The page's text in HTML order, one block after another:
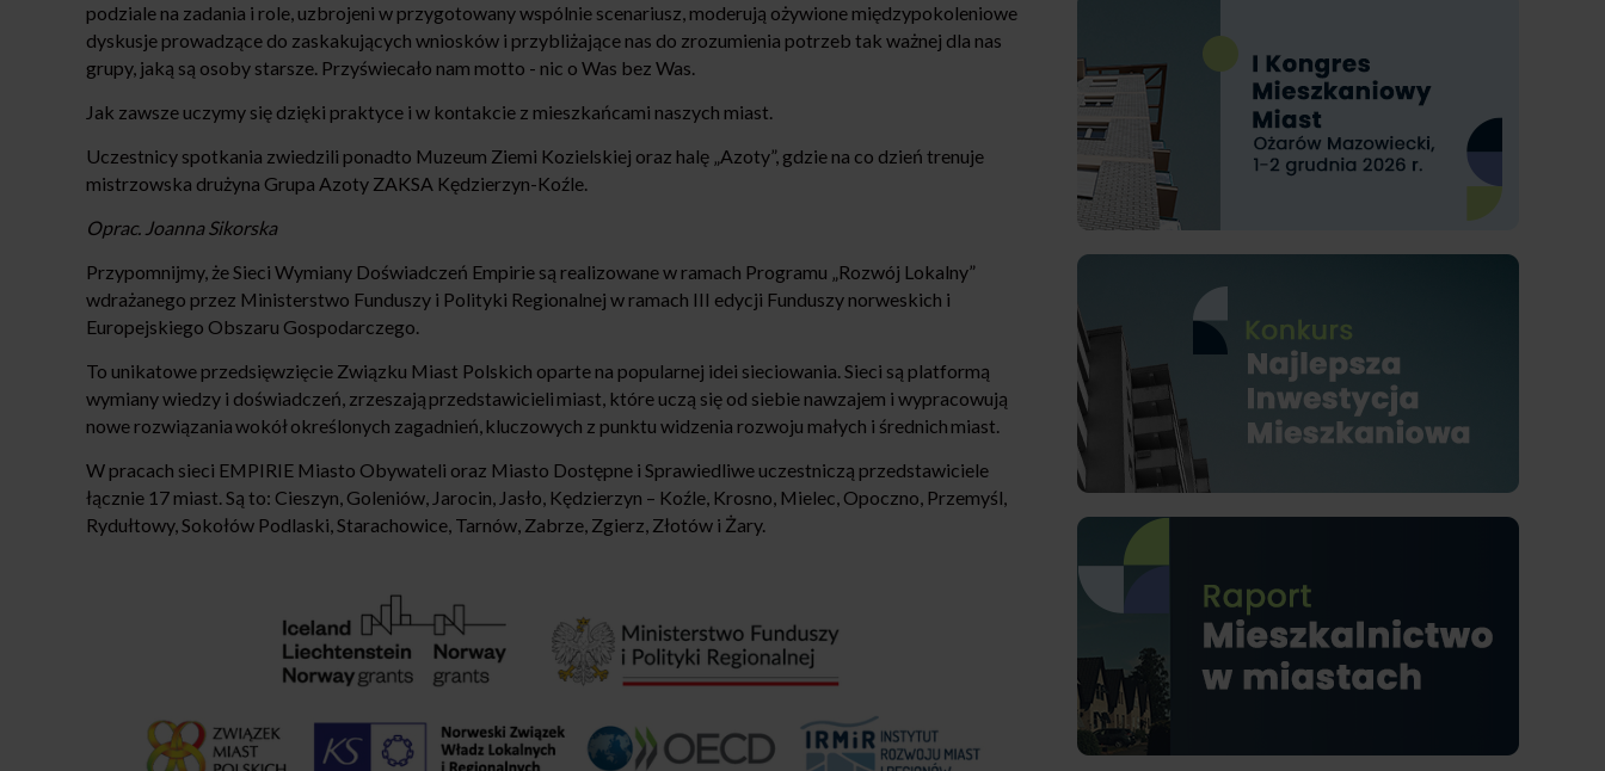
podziale na zadania i role, uzbrojeni w przygotowany wspólnie scenariusz, moderują ożywione międzypokoleniowe
dyskusje prowadzące do zaskakujących wniosków i przybliżające nas do zrozumienia potrzeb tak ważnej dla nas
grupy, jaką są osoby starsze. Przyświecało nam motto - nic o Was bez Was.
Jak zawsze uczymy się dzięki praktyce i w kontakcie z mieszkańcami naszych miast.
Uczestnicy spotkania zwiedzili ponadto Muzeum Ziemi Kozielskiej oraz halę „Azoty”, gdzie na co dzień trenuje
mistrzowska drużyna Grupa Azoty ZAKSA Kędzierzyn-Koźle.
Oprac. Joanna Sikorska
Przypomnijmy, że Sieci Wymiany Doświadczeń Empirie są realizowane w ramach Programu „Rozwój Lokalny”
wdrażanego przez Ministerstwo Funduszy i Polityki Regionalnej w ramach III edycji Funduszy norweskich i
Europejskiego Obszaru Gospodarczego.
To unikatowe przedsięwzięcie Związku Miast Polskich oparte na popularnej idei sieciowania. Sieci są platformą
wymiany wiedzy i doświadczeń, zrzeszają przedstawicieli miast, które uczą się od siebie nawzajem i wypracowują
nowe rozwiązania wokół określonych zagadnień, kluczowych z punktu widzenia rozwoju małych i średnich miast.
W pracach sieci EMPIRIE Miasto Obywateli oraz Miasto Dostępne i Sprawiedliwe uczestniczą przedstawiciele
łącznie 17 miast. Są to: Cieszyn, Goleniów, Jarocin, Jasło, Kędzierzyn – Koźle, Krosno, Mielec, Opoczno, Przemyśl,
Rydułtowy, Sokołów Podlaski, Starachowice, Tarnów, Zabrze, Zgierz, Złotów i Żary.